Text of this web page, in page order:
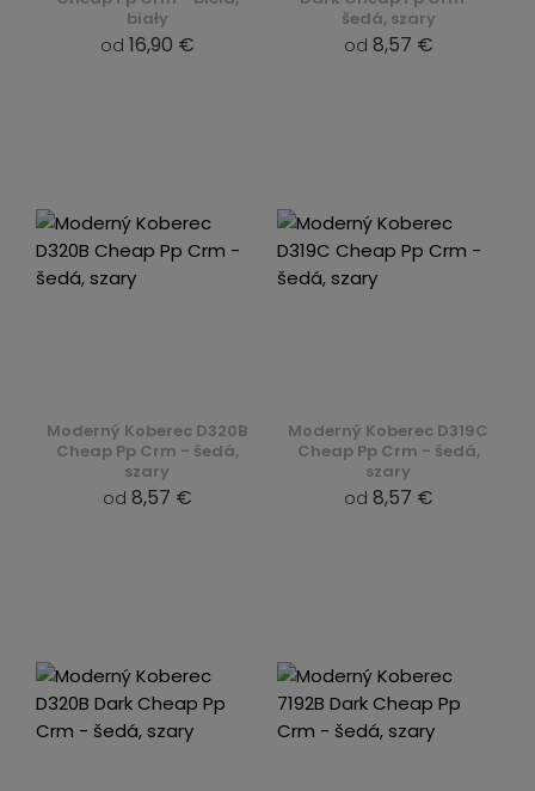
biały
od 16,90 €
šedá, szary
od 8,57 €
Moderný Koberec D320B
Cheap Pp Crm - šedá,
szary
od 8,57 €
Moderný Koberec D319C
Cheap Pp Crm - šedá,
szary
od 8,57 €